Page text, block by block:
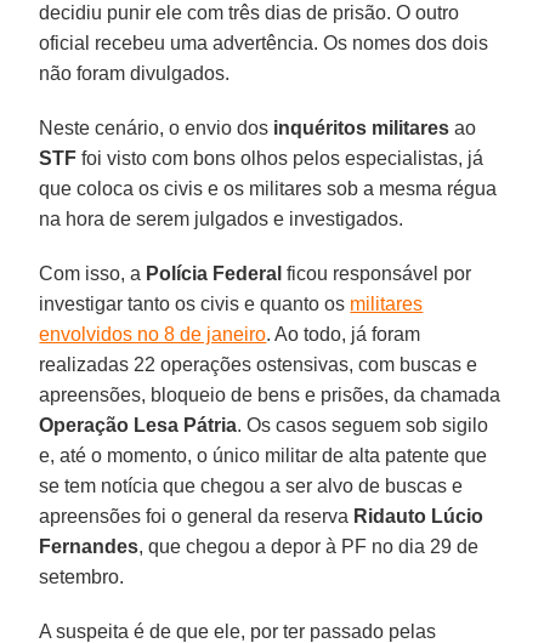
decidiu punir ele com três dias de prisão. O outro
oficial recebeu uma advertência. Os nomes dos dois
não foram divulgados.
Neste cenário, o envio dos inquéritos militares ao
STF foi visto com bons olhos pelos especialistas, já
que coloca os civis e os militares sob a mesma régua
na hora de serem julgados e investigados.
Com isso, a Polícia Federal ficou responsável por
investigar tanto os civis e quanto os militares
envolvidos no 8 de janeiro. Ao todo, já foram
realizadas 22 operações ostensivas, com buscas e
apreensões, bloqueio de bens e prisões, da chamada
Operação Lesa Pátria. Os casos seguem sob sigilo
e, até o momento, o único militar de alta patente que
se tem notícia que chegou a ser alvo de buscas e
apreensões foi o general da reserva Ridauto Lúcio
Fernandes, que chegou a depor à PF no dia 29 de
setembro.
A suspeita é de que ele, por ter passado pelas